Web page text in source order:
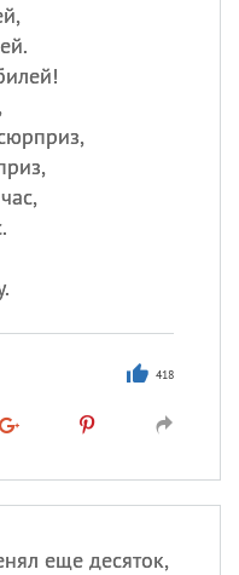
418
еще десяток,